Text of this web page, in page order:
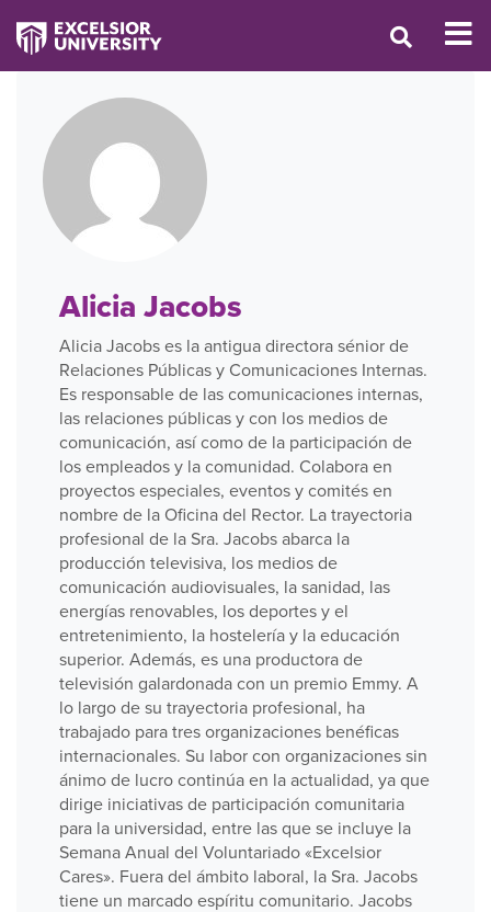
Alicia Jacobs
Alicia Jacobs es la antigua directora sénior de
Relaciones Públicas y Comunicaciones Internas.
Es responsable de las comunicaciones internas,
las relaciones públicas y con los medios de
comunicación, así como de la participación de
los empleados y la comunidad. Colabora en
proyectos especiales, eventos y comités en
nombre de la Oficina del Rector. La trayectoria
profesional de la Sra. Jacobs abarca la
producción televisiva, los medios de
comunicación audiovisuales, la sanidad, las
energías renovables, los deportes y el
entretenimiento, la hostelería y la educación
superior. Además, es una productora de
televisión galardonada con un premio Emmy. A
lo largo de su trayectoria profesional, ha
trabajado para tres organizaciones benéficas
internacionales. Su labor con organizaciones sin
ánimo de lucro continúa en la actualidad, ya que
dirige iniciativas de participación comunitaria
para la universidad, entre las que se incluye la
Semana Anual del Voluntariado «Excelsior
Cares». Fuera del ámbito laboral, la Sra. Jacobs
tiene un marcado espíritu comunitario. Jacobs